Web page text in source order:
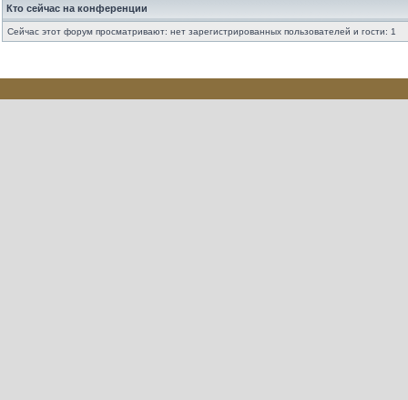
Кто сейчас на конференции
Сейчас этот форум просматривают: нет зарегистрированных пользователей и гости: 1